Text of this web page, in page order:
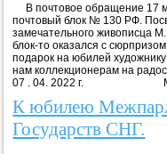
В почтовое обращение 17
почтовый блок № 130 РФ.
замечательного живописца
блок-то оказался с
подарок на юбилей
нам
07 . 04. 2022 г.
К юбилею
Государств СНГ.